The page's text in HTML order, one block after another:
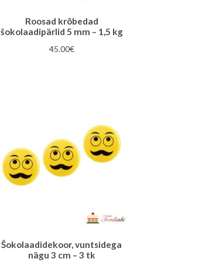
Roosad krõbedad
šokolaadipärlid 5 mm – 1,5 kg
45.00€
Šokolaadidekoor, vuntsidega
nägu 3 cm – 3 tk